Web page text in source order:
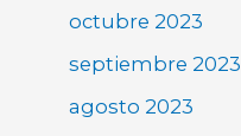
octubre 2023
septiembre 2023
agosto 2023